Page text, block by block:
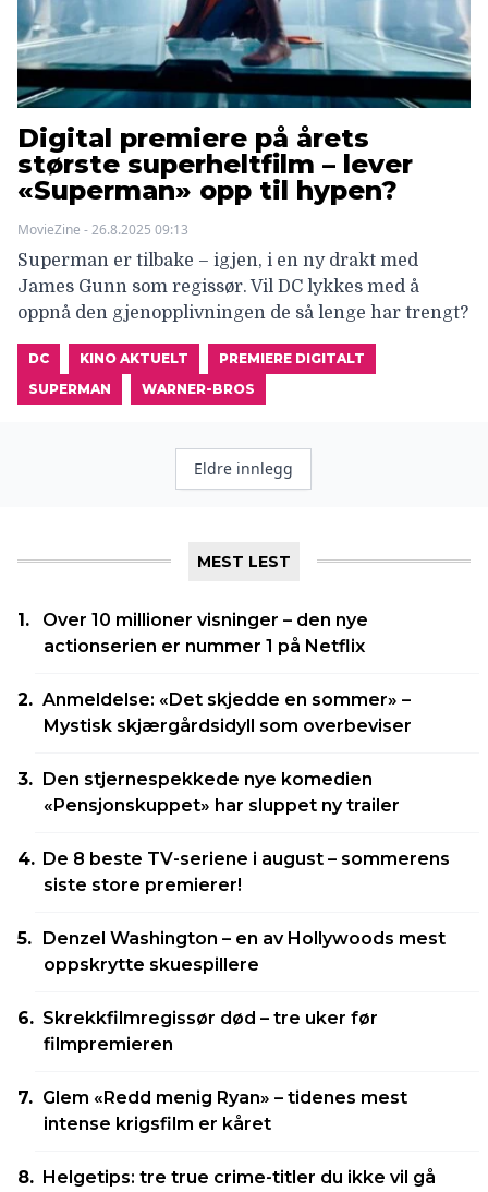
Digital premiere på årets
største superheltfilm – lever
«Superman» opp til hypen?
MovieZine - 26.8.2025 09:13
Superman er tilbake – igjen, i en ny drakt med
James Gunn som regissør. Vil DC lykkes med å
oppnå den gjenopplivningen de så lenge har trengt?
DC KINO AKTUELT
PREMIERE DIGITALT
SUPERMAN
WARNER-BROS
Innleggnavigasjon
Eldre innlegg
MEST LEST
Over 10 millioner visninger – den nye
actionserien er nummer 1 på Netflix
Anmeldelse: «Det skjedde en sommer» –
Mystisk skjærgårdsidyll som overbeviser
Den stjernespekkede nye komedien
«Pensjonskuppet» har sluppet ny trailer
De 8 beste TV-seriene i august – sommerens
siste store premierer!
Denzel Washington – en av Hollywoods mest
oppskrytte skuespillere
Skrekkfilmregissør død – tre uker før
filmpremieren
Glem «Redd menig Ryan» – tidenes mest
intense krigsfilm er kåret
Helgetips: tre true crime-titler du ikke vil gå